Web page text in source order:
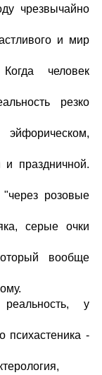
чрезвычайно
и мир
человек
резко
и праздничной.
розовые
серые очки
вообще
у
психастеника -